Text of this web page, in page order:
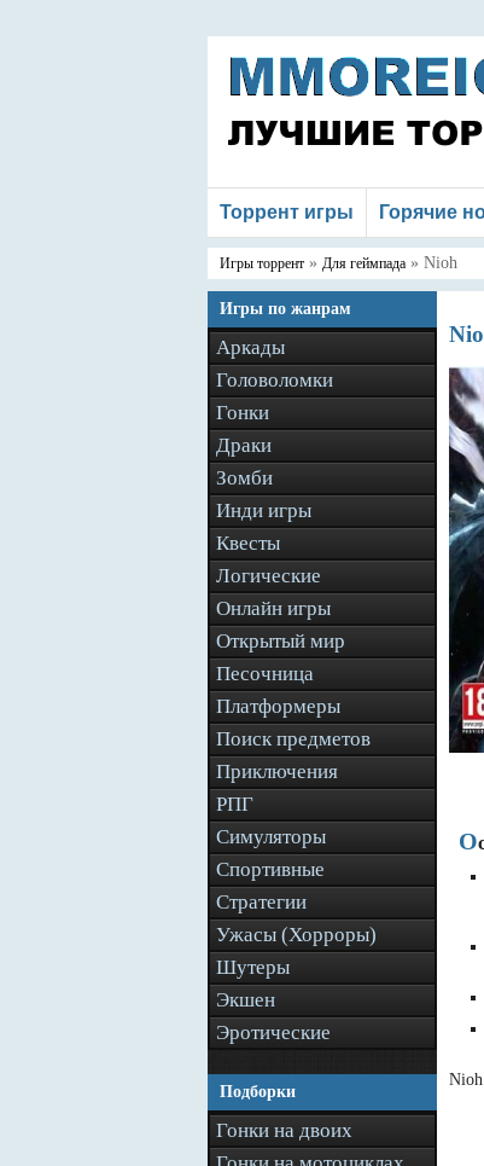
Торрент игры Горячие
Игры торрент » Для геймпада » Nioh
Игры по жанрам
Аркады
Головоломки
Гонки
Драки
Зомби
Инди игры
Квесты
Логические
Онлайн игры
Открытый мир
Песочница
Платформеры
Поиск предметов
Приключения
РПГ
Симуляторы
Спортивные
Стратегии
Ужасы (Хорроры)
Шутеры
Экшен
Эротические
Подборки
Гонки на двоих
О